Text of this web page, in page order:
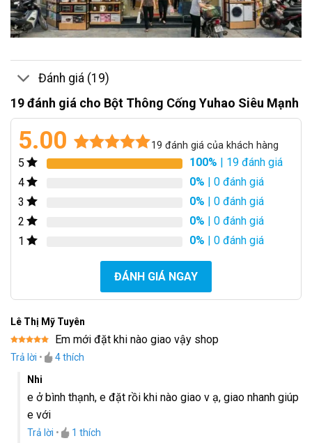
Đánh giá (19)
19 đánh giá cho Bột Thông Cống Yuhao Siêu Mạnh
5.00 19 đánh giá của khách hàng
5 100% | 19 đánh giá
4
0% | 0 đánh giá
3
0% | 0 đánh giá
2
0% | 0 đánh giá
1
0% | 0 đánh giá
ĐÁNH GIÁ NGAY
Lê Thị Mỹ Tuyên
Được xếp
hạng5 5
Em mới đặt khi nào giao vậy shop
Trả lời • 4thích
Nhi
e ở bình thạnh, e đặt rồi khi nào giao v ạ, giao nhanh giúp
e với
Trả lời • 1 thích